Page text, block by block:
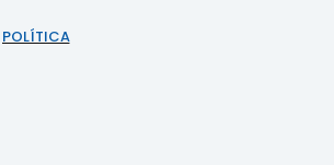
POLÍTICA